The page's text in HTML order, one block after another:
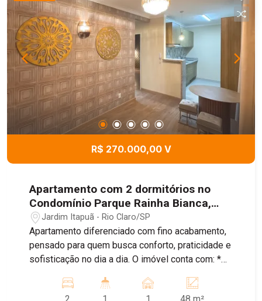
R$ 270.000,00 V
Apartamento com 2 dormitórios no
Condomínio Parque Rainha Bianca,
48m² - Jardim Itapuã, Rio Claro/SP
Jardim Itapuã - Rio Claro/SP
Apartamento diferenciado com fino acabamento,
pensado para quem busca conforto, praticidade e
sofisticação no dia a dia. O imóvel conta com: *
planejada com armários, fogão e coifa * 2